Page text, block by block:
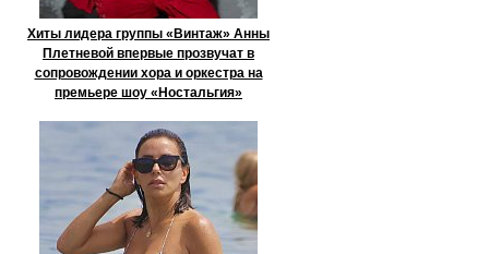
Хиты лидера группы «Винтаж» Анны
Плетневой впервые прозвучат в
сопровождении хора и оркестра на
премьере шоу «Ностальгия»